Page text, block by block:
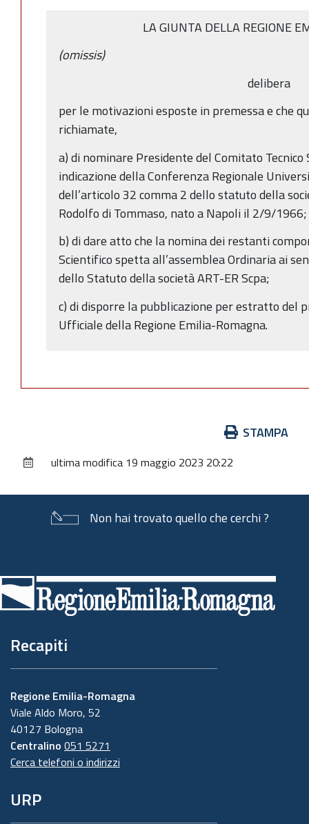
LA GIUNTA DELLA REGIONE
(omissis)
delibera
per le motivazioni esposte in premessa e che
richiamate,
a) di nominare Presidente del Comitato Tecnico
indicazione della Conferenza Regionale
dell’articolo 32 comma 2 dello statuto della
Rodolfo di Tommaso, nato a Napoli il 2/9/1966;
b) di dare atto che la nomina dei restanti
Scientifico spetta all’assemblea Ordinaria ai
dello Statuto della società ART-ER Scpa;
c) di disporre la pubblicazione per estratto del
Ufficiale della Regione Emilia-Romagna.
documento
STAMPA
ultima modifica 19 maggio 2023 20:22
Non hai trovato quello che cerchi ?
di
pagina
Recapiti
Regione Emilia-Romagna
Viale Aldo Moro, 52
40127 Bologna
Centralino 051 5271
Cerca telefoni o indirizzi
URP